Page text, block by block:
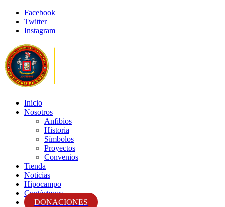
Facebook
Twitter
Instagram
Inicio
Nosotros
Anfibios
Historia
Símbolos
Proyectos
Convenios
Tienda
Noticias
Hipocampo
Contáctenos
DONACIONES